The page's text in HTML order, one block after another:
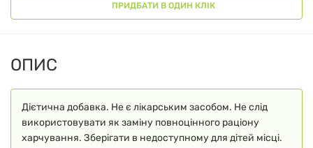
ПРИДБАТИ В ОДИН КЛІК
ОПИС
Дієтична добавка. Не є лікарським засобом. Не слід
використовувати як заміну повноцінного раціону
харчування. Зберігати в недоступному для дітей місці.